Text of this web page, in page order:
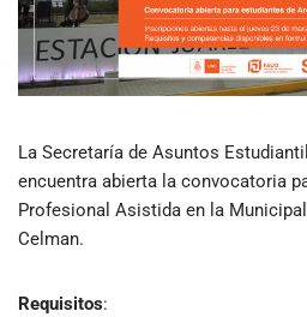
La Secretaría de Asuntos
encuentra abierta la convocatoria
Profesional Asistida en la
Celman.
Requisitos: